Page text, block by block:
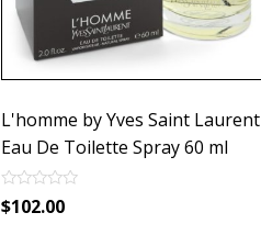
L'homme by Yves Saint Laurent
Eau De Toilette Spray 60 ml
Rated
0
$102.00